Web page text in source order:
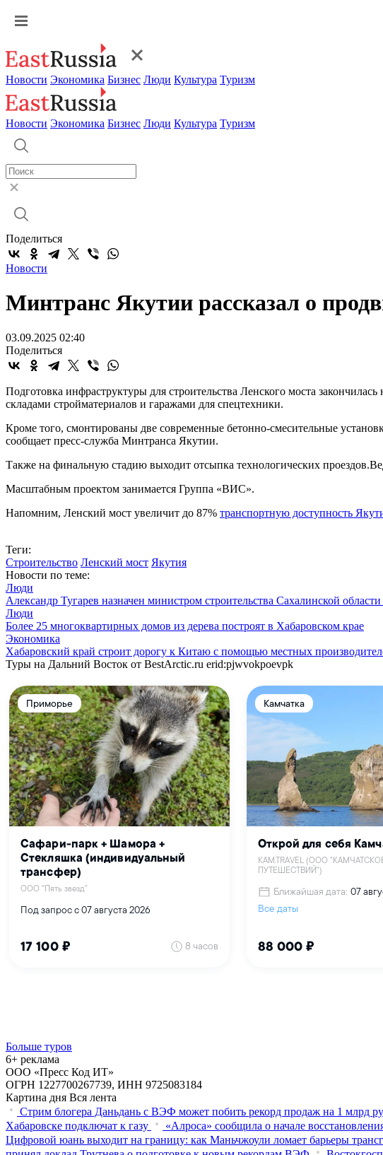
Новости Экономика Бизнес Люди Культура Туризм
Новости Экономика Бизнес Люди Культура Туризм
Поделиться
Новости
Минтранс Якутии рассказал о
03.09.2025 02:40
Поделиться
Подготовка инфраструктуры для строительства Ленского моста
складами стройматериалов и гаражами для спецтехники.
Кроме того, смонтированы две современные бетонно-смесительные
сообщает пресс-служба Минтранса Якутии.
Также на финальную стадию выходит отсыпка технологических
Масштабным проектом занимается Группа «ВИС».
Напомним, Ленский мост увеличит до 87% транспортную доступность
Теги:
Строительство Ленский мост Якутия
Новости по теме:
Люди
Александр Тугарев назначен министром строительства Сахалинской области
Люди
Более 25 многоквартирных домов из дерева построят в Хабаровском крае
Экономика
Хабаровский край строит дорогу к Китаю с помощью местных
Туры на Дальний Восток от BestArctic.ru erid:pjwvokpoevpk
Больше туров
6+ реклама
ООО «Пресс Код ИТ»
ОГРН 1227700267739, ИНН 9725083184
Картина дня Вся лента
Стрим блогера Даньдань с ВЭФ может побить рекорд продаж на 1 млрд
Хабаровске подключат к газу
«Алроса» сообщила о начале
Цифровой юань выходит на границу: как Маньчжоули ломает барьеры